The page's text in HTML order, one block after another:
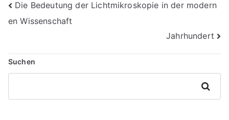
Beitragsnavigation
Die Bedeutung der Lichtmikroskopie in der modern
en Wissenschaft
Jahrhundert
Suchen
Suchen